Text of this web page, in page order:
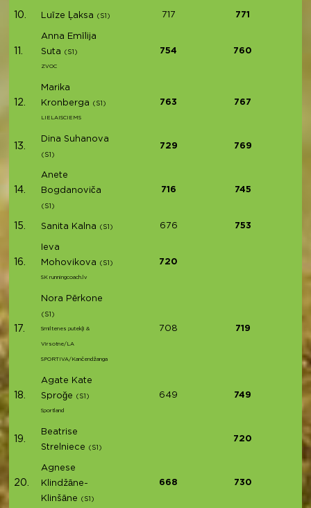
10. Luīze Ļaksa (S1) 717 771
Anna Emīlija
Suta
(S1)
ZVOC
754 760
12.
Marika
Kronberga
(S1)
LIELAISCIEMS
763 767
13.
Dina Suhanova
(S1)
729 769
14.
Anete
Bogdanoviča
(S1)
716 745
15. Sanita Kalna (S1) 676 753
16.
Ieva
Mohovikova
(S1)
SK runningcoach.lv
720
17.
Nora Pērkone
(S1)
Smiltenes putekļi &
Virsotne/LA
SPORTIVA/Kančendžanga
708 719
18.
Agate Kate
Sproğe
(S1)
Sportland
649 749
19.
Beatrise
Strelniece
(S1)
720
20.
Agnese
Klindžāne-
Klinšāne
(S1)
668 730